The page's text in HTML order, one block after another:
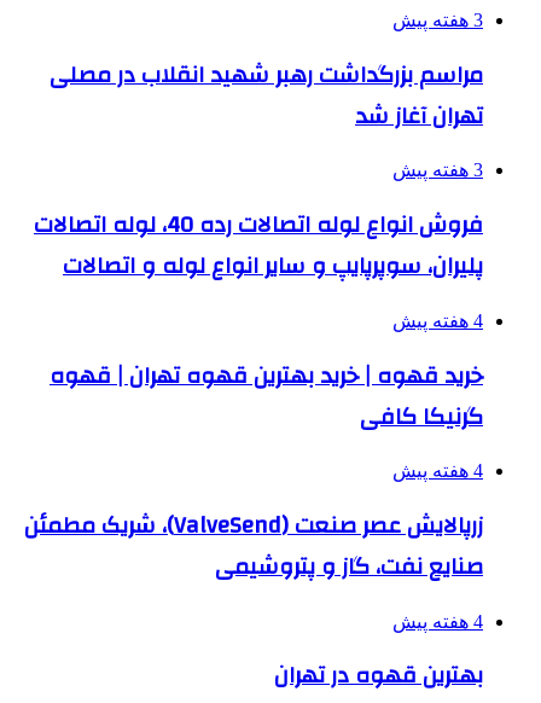
3 هفته پیش
مراسم بزرگداشت رهبر شهید انقلاب در مصلی
تهران آغاز شد
3 هفته پیش
فروش انواع لوله اتصالات رده 40، لوله اتصالات
پلیران، سوپرپایپ و سایر انواع لوله و اتصالات
4 هفته پیش
خرید قهوه | خرید بهترین قهوه تهران | قهوه
گرنیکا کافی
4 هفته پیش
زرپالایش عصر صنعت (ValveSend)، شریک مطمئن
صنایع نفت، گاز و پتروشیمی
4 هفته پیش
بهترین قهوه در تهران